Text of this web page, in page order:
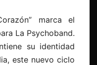
marca el
La Psychoband.
su identidad
este nuevo ciclo